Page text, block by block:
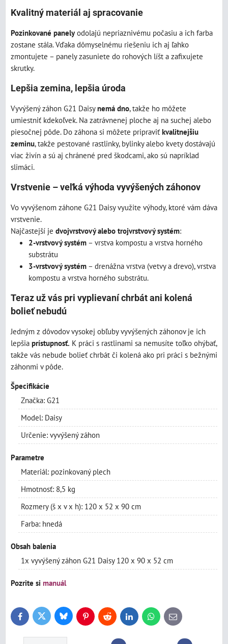
Kvalitný materiál aj spracovanie
Pozinkované panelyodolajú nepriaznivému počasiu a ich farba
zostane stála. Vďaka dômyselnému riešeniu ich aj ľahko
zmontujete – panely zasuniete do rohových líšt a zafixujete
skrutky.
Lepšia zemina, lepšia úroda
Vyvýšený záhon G21 Daisynemá dno, takže ho môžete
umiestniť kdekoľvek. Na zatrávnenej ploche aj na suchej alebo
piesočnej pôde. Do záhona si môžete pripraviť kvalitnejšiu
zeminu, takže pestované rastlinky, bylinky alebo kvety dostávajú
viac živín a sú aj chránené pred škodcami, ako sú napríklad
slimáci.
Vrstvenie – veľká výhoda vyvýšených záhonov
Vo vyvýšenom záhone G21 Daisy využite výhody, ktoré vám dáva
vrstvenie.
Najčastejší je dvojvrstvový alebo trojvrstvový systém:
2-vrstvový systém – vrstva kompostu a vrstva horného
substrátu
3-vrstvový systém – drenážna vrstva (vetvy a drevo), vrstva
kompostu a vrstva horného substrátu.
Teraz už vás pri vyplievaní chrbát ani kolená
bolieť nebudú
Jedným z dôvodov vysokej obľuby vyvýšených záhonov je ich
lepšia prístupnosť. K práci s rastlinami sa nemusíte toľko ohýbať,
takže vás nebude bolieť chrbát či kolená ako pri práci s bežnými
záhonmi v pôde.
Špecifikácie
Značka: G21
Model: Daisy
Určenie: vyvýšený záhon
Parametre
Materiál: pozinkovaný plech
Hmotnosť: 8,5 kg
Rozmery (š x v x h): 120 x 52 x 90 cm
Farba: hnedá
Obsah balenia
1x vyvýšený záhon G21 Daisy 120 x 90 x 52 cm
Pozrite si manuál
FacebookTwitter BlueskyPinterestReddit LinkedInWhatsApp
E-
mail